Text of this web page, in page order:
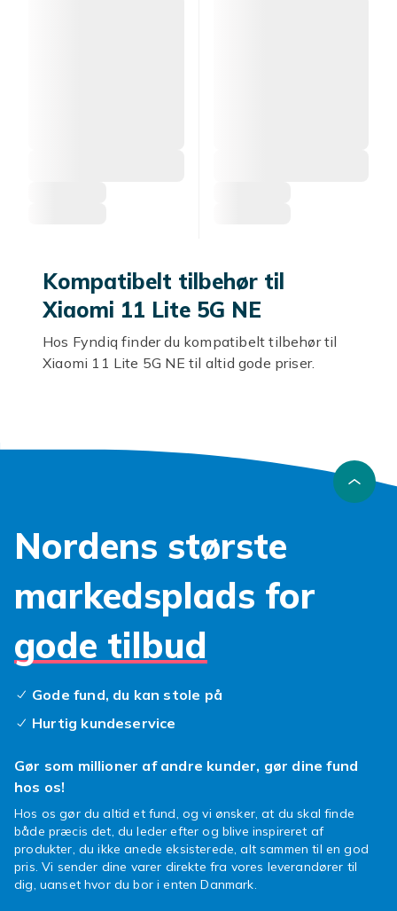
Kompatibelt tilbehør til
Xiaomi 11 Lite 5G NE
Hos Fyndiq finder du kompatibelt tilbehør til
Xiaomi 11 Lite 5G NE til altid gode priser.
beskytter mod ridser.
beskytter Xiaomi 11 Lite 5G NE-skærmen.
HyperCharge opladere
Xiaomi-telefoner bruger USB-C og
understøtter HyperCharge hurtigopladning.
kompatibelt Xiaomi-tilbehoer til alle modeller
kompatibelt tilbehoer maerket med din model.
Hurtig levering.
Fyndiq har et komplet sortiment af
kompatibelt Xiaomi-tilbehoer til alle modeller
inkl. Mi, Redmi, POCO og Note-serien. Xiaomi
er kendt for fremragende pris/kvalitet og
Nordens største
markedsplads for
gode tilbud
Gode fund, du kan stole på
Hurtig kundeservice
Gør som millioner af andre kunder, gør dine fund
hos os!
Hos os gør du altid et fund, og vi ønsker, at du skal finde
både præcis det, du leder efter og blive inspireret af
produkter, du ikke anede eksisterede, alt sammen til en god
pris. Vi sender dine varer direkte fra vores leverandører til
dig, uanset hvor du bor i enten Danmark.